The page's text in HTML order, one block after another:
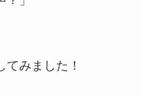
みました！